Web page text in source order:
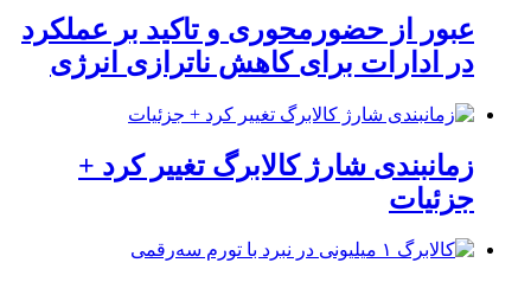
عبور از حضورمحوری و تاکید بر عملکرد
در ادارات برای کاهش ناترازی انرژی
زمانبندی شارژ کالابرگ تغییر کرد +
جزئیات